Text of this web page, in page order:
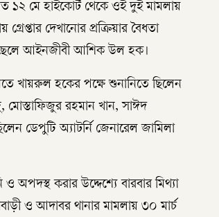
১২ মে হাইকোর্ট থেকে ওই দুই মামলায়
দেখানোর প্রক্রিয়ার বৈধতা
ছেলে আইনজীবী আশিক উল হক।
খায়রুল হকের পক্ষে শুনানিতে ছিলেন
মোস্তাফিজুর রহমান খান, সাঈদ
ডেপুটি অ্যাটর্নি জেনারেল জামিলা
করার উদ্দেশ্যে বারবার মিথ্যা
ও আদাবর থানার মামলায় ৩০ মার্চ